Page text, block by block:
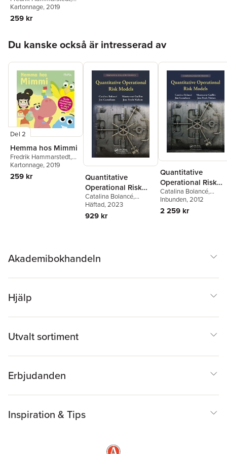
Jim Gustafsson
Kartonnage, 2019
259 kr
Du kanske också är intresserad av
Del 2
Hemma hos Mimmi
Fredrik Hammarstedt,
Jim Gustafsson
Kartonnage, 2019
259 kr
Quantitative
Operational Risk
Models
Catalina Bolancé,
Montserrat Guillén
Gustafsson
Nielsen
Häftad, 2023
929 kr
Quantitative
Operational Risk
Models
Catalina Bolancé,
Montserrat Guillén
Gustafsson
Nielsen
Inbunden, 2012
2 259 kr
Akademibokhandeln
Hjälp
Utvalt sortiment
Erbjudanden
Inspiration & Tips